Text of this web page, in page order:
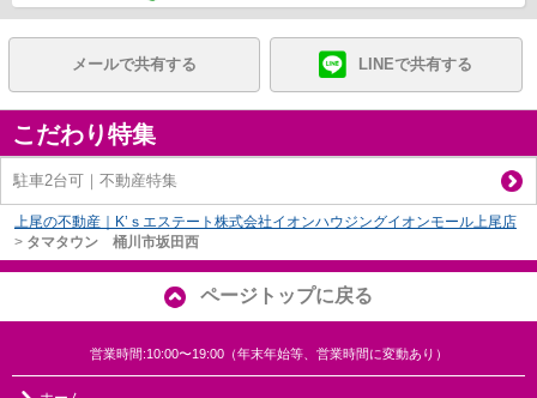
メールで共有する LINEで共有する
こだわり特集
駐車2台可｜不動産特集
上尾の不動産｜K’ｓエステート株式会社イオンハウジングイオンモール上尾店
> タマタウン 桶川市坂田西
ページトップに戻る
営業時間:10:00〜19:00（年末年始等、営業時間に変動あり）